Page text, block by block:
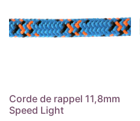
Corde de rappel 11,8mm
Speed Light